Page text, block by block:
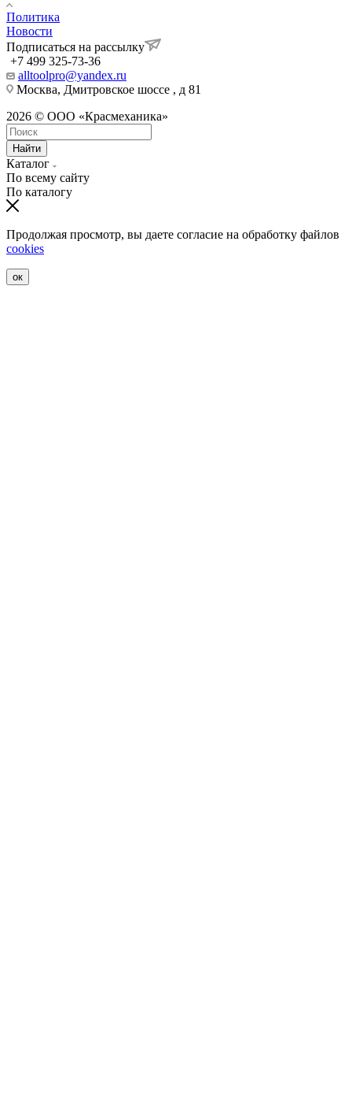
Политика
Новости
Подписаться на рассылку
+7 499 325-73-36
alltoolpro@yandex.ru
Москва, Дмитровское шоссе , д 81
2026 © ООО «Красмеханика»
Найти
Каталог
По всему сайту
По каталогу
Продолжая просмотр, вы даете согласие на обработку файлов
cookies
ок